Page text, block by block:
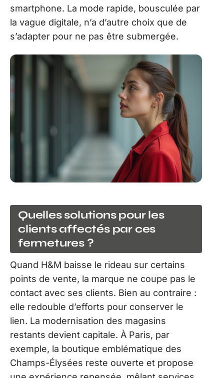
smartphone. La mode rapide, bousculée par
la vague digitale, n’a d’autre choix que de
s’adapter pour ne pas être submergée.
Quelles solutions pour les
clients affectés par ces
fermetures ?
Quand H&M baisse le rideau sur certains
points de vente, la marque ne coupe pas le
contact avec ses clients. Bien au contraire :
elle redouble d’efforts pour conserver le
lien. La modernisation des magasins
restants devient capitale. À Paris, par
exemple, la boutique emblématique des
Champs-Élysées reste ouverte et propose